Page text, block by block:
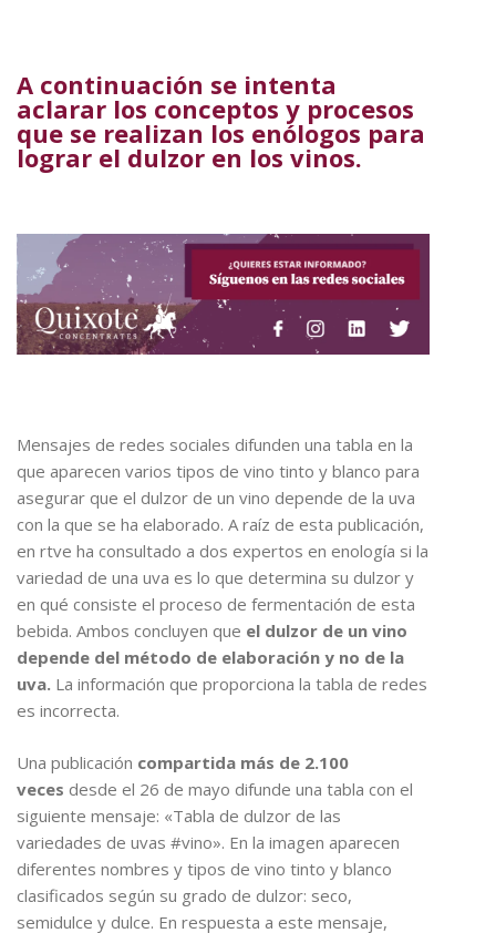
A continuación se intenta
aclarar los conceptos y procesos
que se realizan los enólogos para
lograr el dulzor en los vinos.
Mensajes de redes sociales difunden una tabla en la
que aparecen varios tipos de vino tinto y blanco para
asegurar que el dulzor de un vino depende de la uva
con la que se ha elaborado. A raíz de esta publicación,
en rtve ha consultado a dos expertos en enología si la
variedad de una uva es lo que determina su dulzor y
en qué consiste el proceso de fermentación de esta
bebida. Ambos concluyen que el dulzor de un vino
depende del método de elaboración y no de la
uva. La información que proporciona la tabla de redes
es incorrecta.
Una publicación compartida más de 2.100
veces desde el 26 de mayo difunde una tabla con el
siguiente mensaje: «Tabla de dulzor de las
variedades de uvas #vino». En la imagen aparecen
diferentes nombres y tipos de vino tinto y blanco
clasificados según su grado de dulzor: seco,
semidulce y dulce. En respuesta a este mensaje,